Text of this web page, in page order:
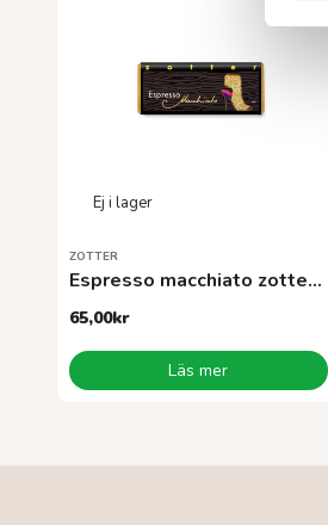
ZOTTER
Espresso macchiato zotterEKO 70 g
65,00kr
Läs mer